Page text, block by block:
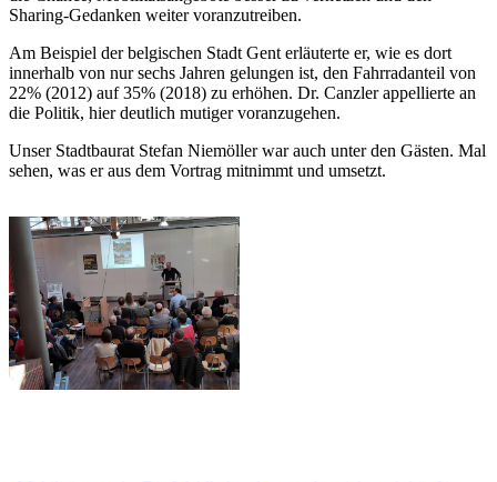
Sharing-Gedanken weiter voranzutreiben.
Am Beispiel der belgischen Stadt Gent erläuterte er, wie es dort
innerhalb von nur sechs Jahren gelungen ist, den Fahrradanteil von
22% (2012) auf 35% (2018) zu erhöhen. Dr. Canzler appellierte an
die Politik, hier deutlich mutiger voranzugehen.
Unser Stadtbaurat Stefan Niemöller war auch unter den Gästen. Mal
sehen, was er aus dem Vortrag mitnimmt und umsetzt.